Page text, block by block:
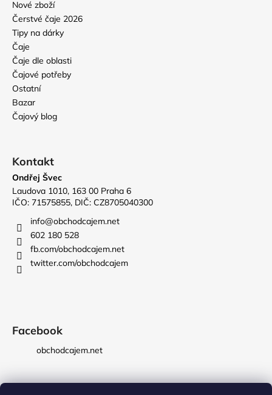
D
o
p
o
r
u
e
m
e
2026
YUNNAN
MAO
FENG
PREMIUM
235
Nové zboží
Čerstvé čaje 2026
Tipy na dárky
Čaje
Čaje dle oblasti
Čajové potřeby
Ostatní
Bazar
Čajový blog
Kontakt
Ondřej Švec
Laudova 1010, 163 00 Praha 6
IČO: 71575855, DIČ: CZ8705040300
info@obchodcajem.net
602 180 528
fb.com/obchodcajem.net
twitter.com/obchodcajem
Facebook
obchodcajem.net